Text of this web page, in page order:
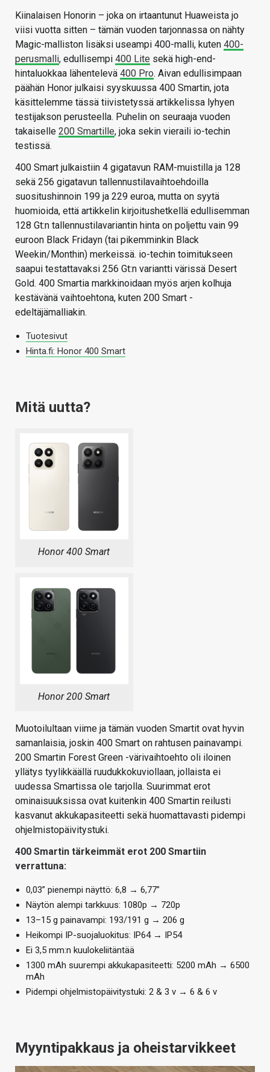
Kiinalaisen Honorin – joka on irtaantunut Huaweista jo
viisi vuotta sitten – tämän vuoden tarjonnassa on nähty
Magic-malliston lisäksi useampi 400-malli, kuten 400-
perusmalli, edullisempi 400 Lite sekä high-end-
hintaluokkaa lähentelevä 400 Pro. Aivan edullisimpaan
päähän Honor julkaisi syyskuussa 400 Smartin, jota
käsittelemme tässä tiivistetyssä artikkelissa lyhyen
testijakson perusteella. Puhelin on seuraaja vuoden
takaiselle 200 Smartille, joka sekin vieraili io-techin
testissä.
400 Smart julkaistiin 4 gigatavun RAM-muistilla ja 128
sekä 256 gigatavun tallennustilavaihtoehdoilla
suositushinnoin 199 ja 229 euroa, mutta on syytä
huomioida, että artikkelin kirjoitushetkellä edullisemman
128 Gt:n tallennustilavariantin hinta on poljettu vain 99
euroon Black Fridayn (tai pikemminkin Black
Weekin/Monthin) merkeissä. io-techin toimitukseen
saapui testattavaksi 256 Gt:n variantti värissä Desert
Gold. 400 Smartia markkinoidaan myös arjen kolhuja
kestävänä vaihtoehtona, kuten 200 Smart -
edeltäjämalliakin.
Tuotesivut
Hinta.fi: Honor 400 Smart
Mitä uutta?
Honor 400 Smart
Honor 200 Smart
Muotoilultaan viime ja tämän vuoden Smartit ovat hyvin
samanlaisia, joskin 400 Smart on rahtusen painavampi.
200 Smartin Forest Green -värivaihtoehto oli iloinen
yllätys tyylikkäällä ruudukkokuviollaan, jollaista ei
uudessa Smartissa ole tarjolla. Suurimmat erot
ominaisuuksissa ovat kuitenkin 400 Smartin reilusti
kasvanut akkukapasiteetti sekä huomattavasti pidempi
ohjelmistopäivitystuki.
400 Smartin tärkeimmät erot 200 Smartiin
verrattuna:
0,03” pienempi näyttö: 6,8 → 6,77”
Näytön alempi tarkkuus: 1080p → 720p
13–15 g painavampi: 193/191 g → 206 g
Heikompi IP-suojaluokitus: IP64 → IP54
Ei 3,5 mm:n kuulokeliitäntää
1300 mAh suurempi akkukapasiteetti: 5200 mAh → 6500
mAh
Pidempi ohjelmistopäivitystuki: 2 & 3 v → 6 & 6 v
Myyntipakkaus ja oheistarvikkeet